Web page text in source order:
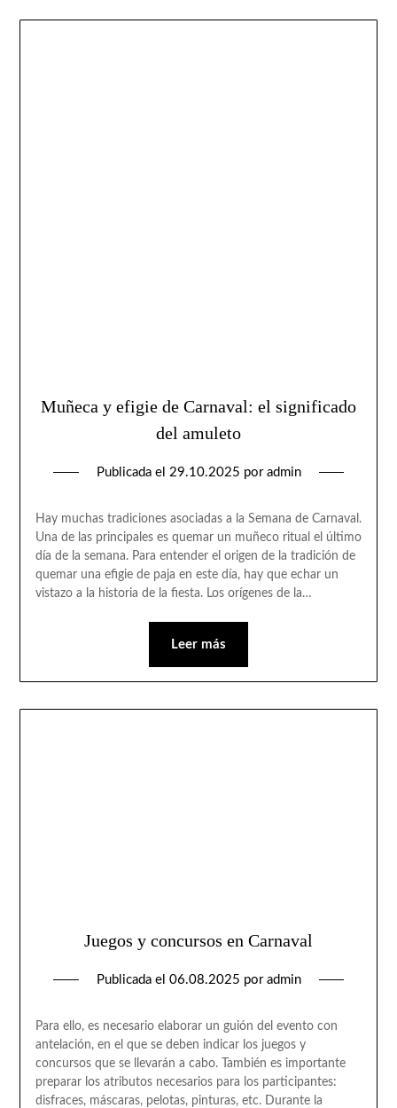
Muñeca y efigie de Carnaval: el significado
del amuleto
Publicada el 29.10.2025 por admin
Hay muchas tradiciones asociadas a la Semana de Carnaval.
Una de las principales es quemar un muñeco ritual el último
día de la semana. Para entender el origen de la tradición de
quemar una efigie de paja en este día, hay que echar un
vistazo a la historia de la fiesta. Los orígenes de la…
Leer más
Juegos y concursos en Carnaval
Publicada el 06.08.2025 por admin
Para ello, es necesario elaborar un guión del evento con
antelación, en el que se deben indicar los juegos y
concursos que se llevarán a cabo. También es importante
preparar los atributos necesarios para los participantes:
disfraces, máscaras, pelotas, pinturas, etc. Durante la